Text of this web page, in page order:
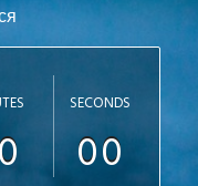
SECONDS
00